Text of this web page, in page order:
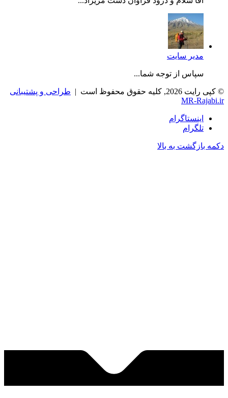
مدیر سایت
سپاس از توجه شما...
© کپی رایت 2026, کلیه حقوق محفوظ است |
طراحی و پشتیبانی
MR-Rajabi.ir
اینستاگرام
تلگرام
دکمه بازگشت به بالا